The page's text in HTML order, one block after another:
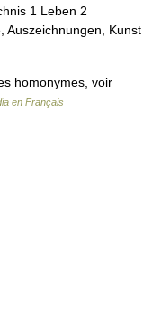
1 Leben 2
Auszeichnungen, Kunst
homonymes, voir
en Français